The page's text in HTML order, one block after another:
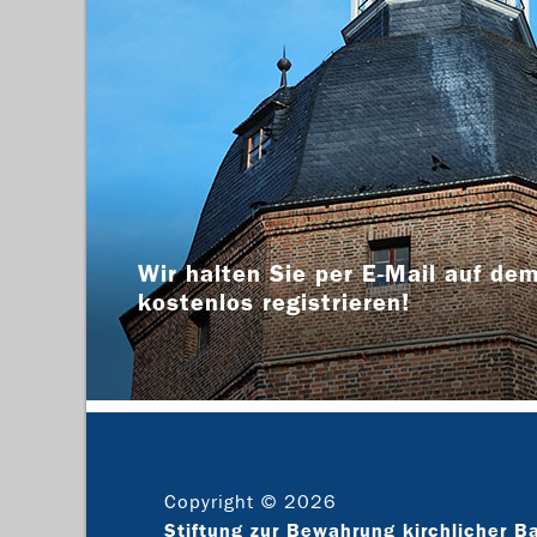
Wir halten Sie per E-Mail auf
kostenlos registrieren!
Copyright © 2026
Stiftung zur Bewahrung kirchlicher